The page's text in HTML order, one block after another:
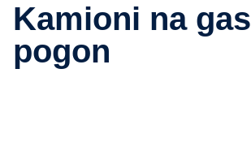
Kamioni na gasni
pogon